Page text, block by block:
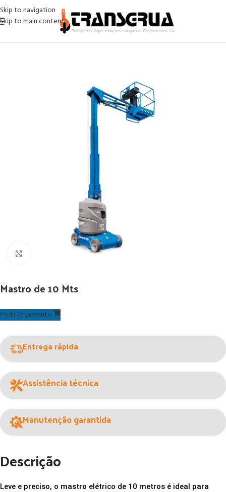
Skip to navigation
Skip to main content
ESO ( Equipamentos sem operador) Mastros 10 Mts
Mastro de 10 Mts
Pedir Orçamento
Entrega rápida
Assistência técnica
Manutenção garantida
Descrição
Leve e preciso, o mastro elétrico de 10 metros é ideal para